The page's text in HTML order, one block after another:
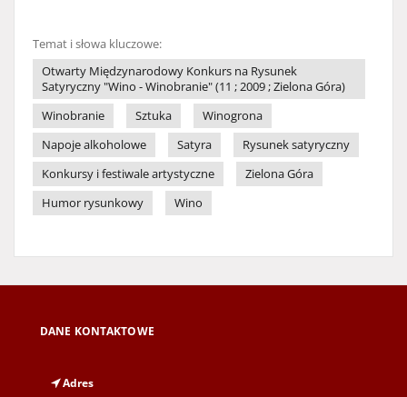
Temat i słowa kluczowe:
Otwarty Międzynarodowy Konkurs na Rysunek
Satyryczny "Wino - Winobranie" (11 ; 2009 ; Zielona Góra)
Winobranie
Sztuka
Winogrona
Napoje alkoholowe
Satyra
Rysunek satyryczny
Konkursy i festiwale artystyczne
Zielona Góra
Humor rysunkowy
Wino
DANE KONTAKTOWE
Adres